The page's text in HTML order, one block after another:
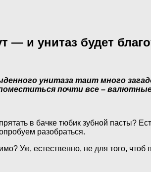
— и унитаз будет
унитаза таит много
почти все – валютные
в бачке тюбик зубной пасты?
разобраться.
Уж, естественно, не для того,